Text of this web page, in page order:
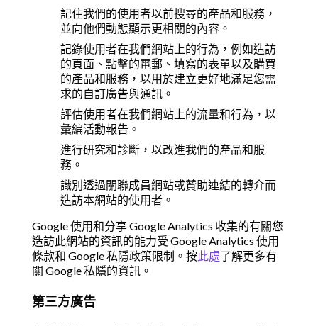
記住我們的使用者以前搜尋的產品和服務，
並向他們動態顯示更相關的內容。
記錄使用者在我們網站上的行為，例如造訪
的頁面、點擊的電郵、填寫的表單以及購買
的產品和服務，以用於建立更好地滿足您需
求的自訂廣告與通訊。
評估使用者在我們網站上的流量和行為，以
彙編活動報告。
進行研究和診斷，以改進我們的產品和服
務。
識別透過關聯成員網站或贊助連結的轉介而
造訪本網站的使用者。
Google 使用和分享 Google Analytics 收集的有關您
造訪此網站的資訊的能力受 Google Analytics 使用
條款和 Google 私隱政策限制。按此處了解更多有
關 Google 私隱的資訊。
第三方廣告